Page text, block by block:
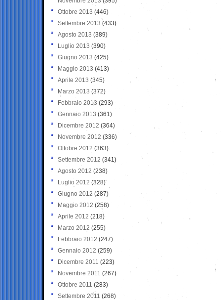
Ottobre 2013 (446)
Settembre 2013 (433)
Agosto 2013 (389)
Luglio 2013 (390)
Giugno 2013 (425)
Maggio 2013 (413)
Aprile 2013 (345)
Marzo 2013 (372)
Febbraio 2013 (293)
Gennaio 2013 (361)
Dicembre 2012 (364)
Novembre 2012 (336)
Ottobre 2012 (363)
Settembre 2012 (341)
Agosto 2012 (238)
Luglio 2012 (328)
Giugno 2012 (287)
Maggio 2012 (258)
Aprile 2012 (218)
Marzo 2012 (255)
Febbraio 2012 (247)
Gennaio 2012 (259)
Dicembre 2011 (223)
Novembre 2011 (267)
Ottobre 2011 (283)
Settembre 2011 (268)